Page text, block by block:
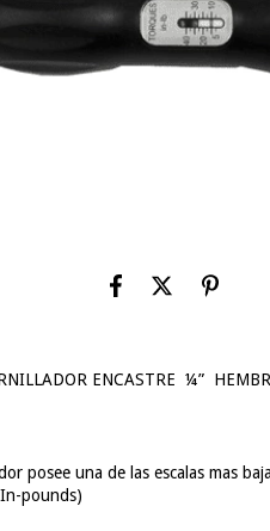
ENCASTRE ¼”
posee una de las escalas mas
pounds)